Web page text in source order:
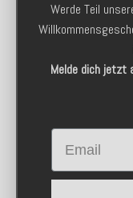
Werde Teil
Melde dich jetzt
Email